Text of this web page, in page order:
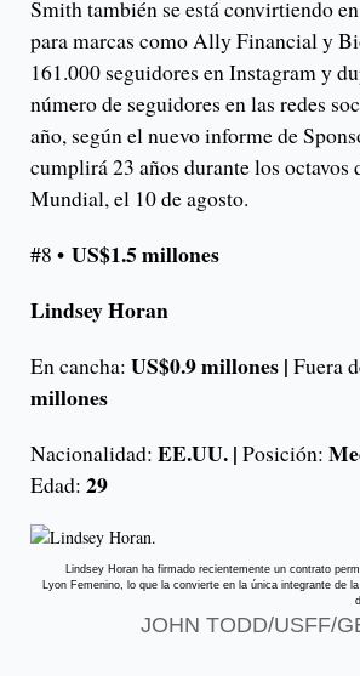
Smith también se está convirtiendo
para marcas como Ally Financial y
161.000 seguidores en Instagram y
número de seguidores en las redes
año, según el nuevo informe de
cumplirá 23 años durante los octavos
Mundial, el 10 de agosto.
#8 • US$1.5 millones
Lindsey Horan
En cancha: US$0.9 millones | Fuera
millones
Nacionalidad: EE.UU. | Posición:
Edad: 29
Lindsey Horan ha firmado recientemente un contrato
Lyon Femenino, lo que la convierte en la única integrante de
JOHN TODD/USFF/